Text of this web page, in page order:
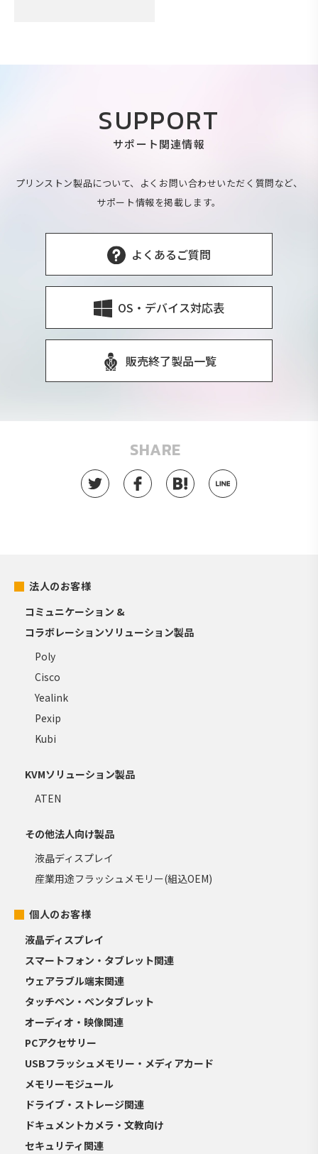
SUPPORT
サポート関連情報
プリンストン製品について、よくお問い合わせいただく質問など、
サポート情報を掲載します。
よくあるご質問
OS・デバイス対応表
販売終了製品一覧
SHARE
法人のお客様
コミュニケーション &
コラボレーションソリューション製品
Poly
Cisco
Yealink
Pexip
Kubi
KVMソリューション製品
ATEN
その他法人向け製品
液晶ディスプレイ
産業用途フラッシュメモリー(組込OEM)
個人のお客様
液晶ディスプレイ
スマートフォン・タブレット関連
ウェアラブル端末関連
タッチペン・ペンタブレット
オーディオ・映像関連
PCアクセサリー
USBフラッシュメモリー・メディアカード
メモリーモジュール
ドライブ・ストレージ関連
ドキュメントカメラ・文教向け
セキュリティ関連